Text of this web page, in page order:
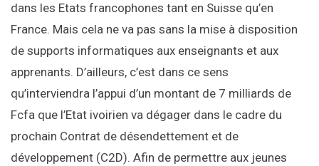
dans les Etats francophones tant en Suisse qu’en
France. Mais cela ne va pas sans la mise à disposition
de supports informatiques aux enseignants et aux
apprenants. D’ailleurs, c’est dans ce sens
qu’interviendra l’appui d’un montant de 7 milliards de
Fcfa que l’Etat ivoirien va dégager dans le cadre du
prochain Contrat de désendettement et de
développement (C2D). Afin de permettre aux jeunes